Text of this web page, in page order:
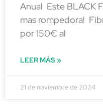
Anual Este BLACK
mas rompedora!
por 150€ al
LEER MÁS »
21 de noviembre de 2024